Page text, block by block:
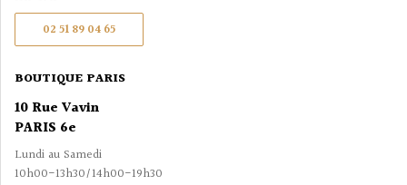
02 51 89 04 65
BOUTIQUE PARIS
10 Rue Vavin
PARIS 6e
Lundi au Samedi
10h00-13h30/14h00-19h30